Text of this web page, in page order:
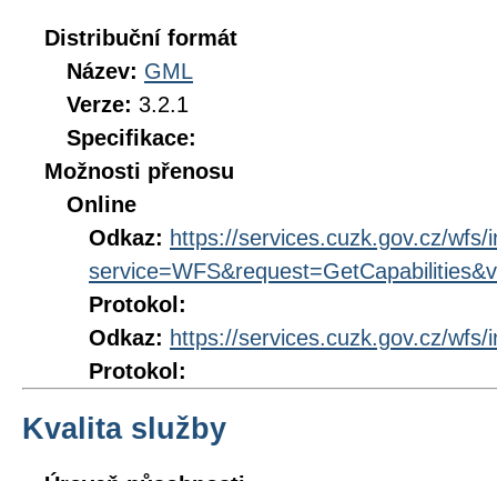
Distribuční formát
Název: GML
Verze: 3.2.1
Specifikace:
Možnosti přenosu
Online
Odkaz: https://services.cuzk.gov.cz/wfs/
Protokol:
Odkaz: https://services.cuzk.gov.cz/wfs/
Protokol:
Kvalita služby